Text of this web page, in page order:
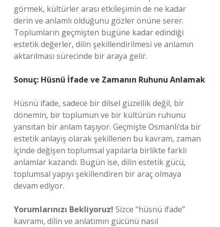
görmek, kültürler arası etkileşimin de ne kadar
derin ve anlamlı olduğunu gözler önüne serer.
Toplumların geçmişten bugüne kadar edindiği
estetik değerler, dilin şekillendirilmesi ve anlamın
aktarılması sürecinde bir araya gelir.
Sonuç: Hüsnü İfade ve Zamanın Ruhunu Anlamak
Hüsnü ifade, sadece bir dilsel güzellik değil, bir
dönemin, bir toplumun ve bir kültürün ruhunu
yansıtan bir anlam taşıyor. Geçmişte Osmanlı’da bir
estetik anlayış olarak şekillenen bu kavram, zaman
içinde değişen toplumsal yapılarla birlikte farklı
anlamlar kazandı. Bugün ise, dilin estetik gücü,
toplumsal yapıyı şekillendiren bir araç olmaya
devam ediyor.
Yorumlarınızı Bekliyoruz! Sizce “hüsnü ifade”
kavramı, dilin ve anlatımın gücünü nasıl